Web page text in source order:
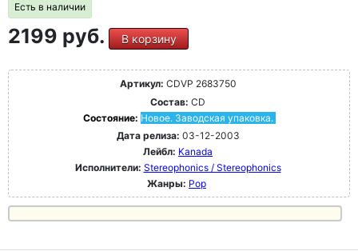
Есть в наличии
2199 руб. В корзину
Артикул: CDVP 2683750
Состав: CD
Состояние: Новое. Заводская упаковка.
Дата релиза: 03-12-2003
Лейбл: Kanada
Исполнители: Stereophonics / Stereophonics
Жанры: Pop